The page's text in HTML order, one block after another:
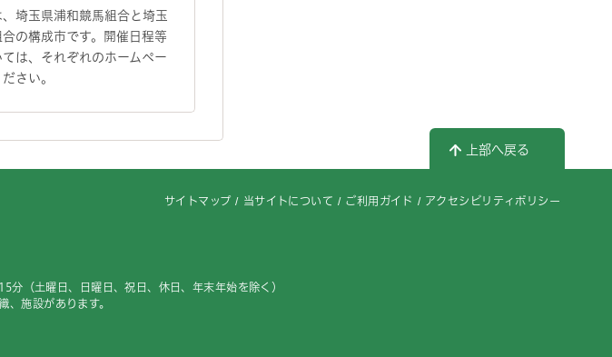
埼玉県浦和競馬組合と埼玉
の構成市です。開催日程等
は、それぞれのホームペー
さい。
上部へ戻る
サイトマップ 当サイトについて ご利用ガイド アクセシビリティポリシー
分（土曜日、日曜日、祝日、休日、年末年始を除く）
、施設があります。